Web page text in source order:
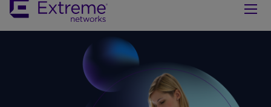
Main
Content